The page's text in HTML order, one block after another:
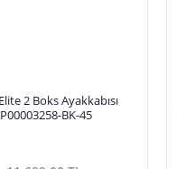
2 Boks Ayakkabısı
BK-45